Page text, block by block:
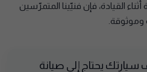
القيادة، فإن فنيّينا المتمرّسين
يحتاج إلى صيانة